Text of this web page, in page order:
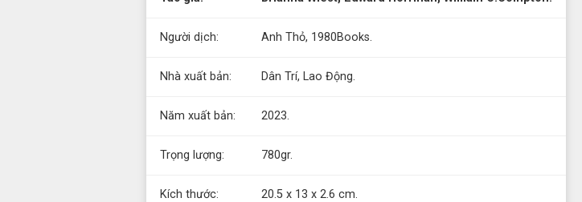
Người dịch: Anh Thỏ, 1980Books.
Nhà xuất bản: Dân Trí, Lao Động.
Năm xuất bản: 2023.
Trọng lượng: 780gr.
Kích thước: 20.5 x 13 x 2.6 cm.